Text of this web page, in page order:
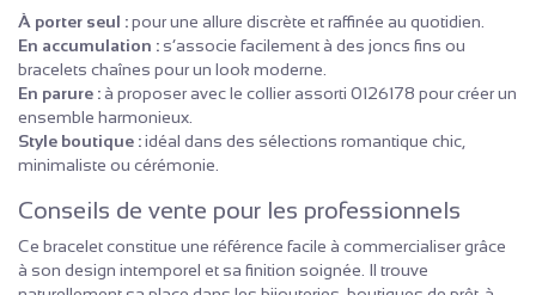
À porter seul :pour une allure discrète et raffinée au quotidien.
En accumulation : s’associe facilement à des joncs fins ou
bracelets chaînes pour un look moderne.
En parure : à proposer avec le collier assorti 0126178 pour créer un
ensemble harmonieux.
Style boutique :idéal dans des sélections romantique chic,
minimaliste ou cérémonie.
Conseils de vente pour les professionnels
Ce bracelet constitue une référence facile à commercialiser grâce
à son design intemporel et sa finition soignée. Il trouve